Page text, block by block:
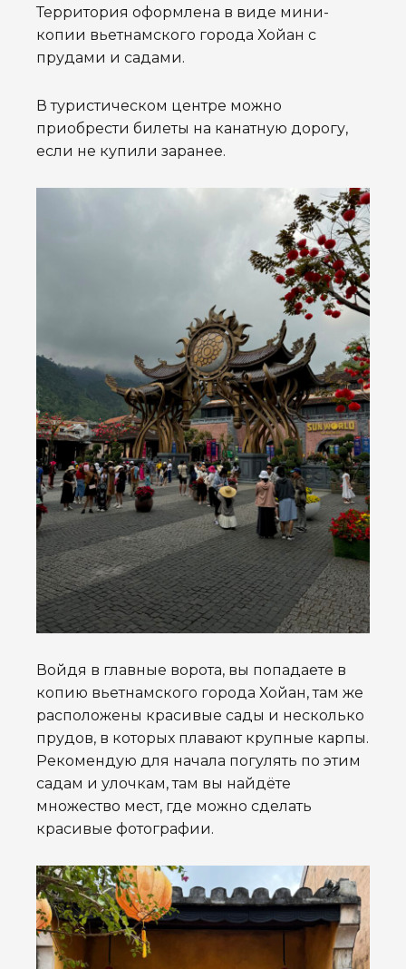
Территория оформлена в виде мини-
копии вьетнамского города Хойан с
прудами и садами.
В туристическом центре можно
приобрести билеты на канатную дорогу,
если не купили заранее.
Войдя в главные ворота, вы попадаете в
копию вьетнамского города Хойан, там же
расположены красивые сады и несколько
прудов, в которых плавают крупные карпы.
Рекомендую для начала погулять по этим
садам и улочкам, там вы найдёте
множество мест, где можно сделать
красивые фотографии.